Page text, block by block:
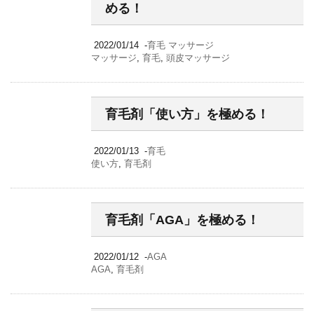
める！
2022/01/14 -育毛 マッサージ
マッサージ 育毛 頭皮マッサージ
育毛剤「使い方」を極める！
2022/01/13 -育毛
使い方 育毛剤
育毛剤「AGA」を極める！
2022/01/12 -AGA
AGA 育毛剤